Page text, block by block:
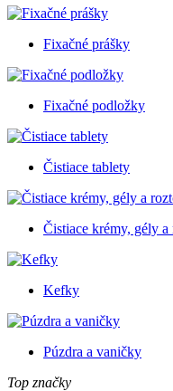
Fixačné prášky
Fixačné podložky
Čistiace tablety
Čistiace krémy, gély
Kefky
Púzdra a vaničky
Top značky